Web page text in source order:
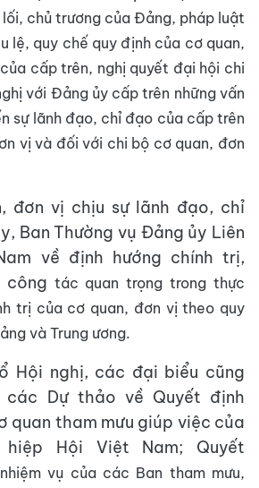
chủ trương của Đảng, pháp luật
lệ, quy chế quy định của cơ quan,
cấp trên, nghị quyết đại hội chi
với Đảng ủy cấp trên những vấn
sự lãnh đạo, chỉ đạo của cấp trên
vị và đối với chi bộ cơ quan, đơn
đơn vị chịu sự lãnh đạo, chỉ
Ban Thường vụ Đảng ủy Liên
về định hướng chính trị,
công tác quan trọng trong thực
trị của cơ quan, đơn vị theo quy
và Trung ương.
Hội nghị, các đại biểu cũng
các Dự thảo về Quyết định
quan tham mưu giúp việc của
Hội Việt Nam; Quyết
vụ của các Ban tham mưu,